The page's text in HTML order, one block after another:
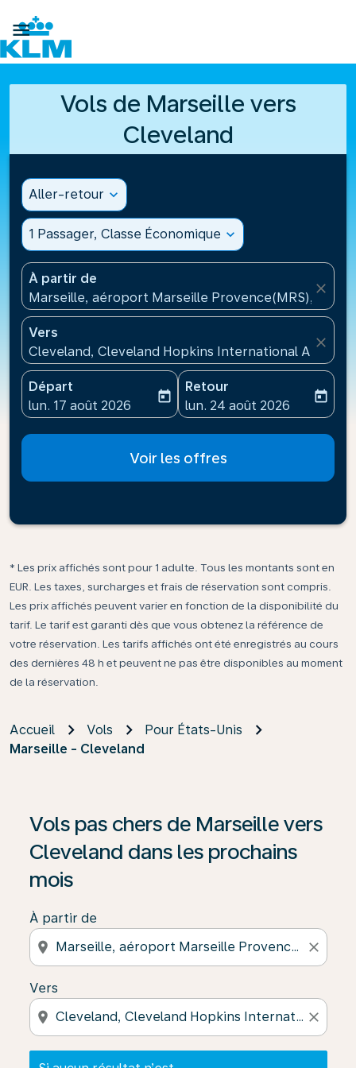

Vols de Marseille vers
Cleveland
Aller-retour expand_more
1 Passager, Classe Économique expand_more
À partir de
Marseille, aéroport Marseille Provence(MRS),
close
Vers
Cleveland, Cleveland Hopkins International
close
Départ
fc-booking-departure-date-aria-label
lun. 17 août 2026
today
Retour
fc-booking-return-date-
lun. 24 août 2026
today
Voir les offres
* Les prix affichés sont pour 1 adulte. Tous les montants sont en
EUR. Les taxes, surcharges et frais de réservation sont compris.
Les prix affichés peuvent varier en fonction de la disponibilité du
tarif. Le tarif est garanti dès que vous obtenez la référence de
votre réservation. Les tarifs affichés ont été enregistrés au cours
des dernières 48 h et peuvent ne pas être disponibles au moment
de la réservation.
Accueil Vols
Pour États-Unis
Marseille - Cleveland
Vols pas chers de Marseille vers
Cleveland dans les prochains
mois
À partir de
location_on close
Vers
location_on close
Si aucun résultat n’est disponible, cliquez sur «